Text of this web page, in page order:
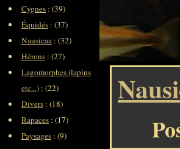
Cygnes : (39)
Équidés : (37)
Nausicaa : (32)
Hérons : (27)
Lagomorphes (lapins
etc...) : (22)
Divers : (18)
Rapaces : (17)
Paysages : (9)